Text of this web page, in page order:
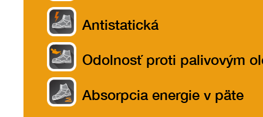
Antistatická
Odolnosť proti palivovým
Absorpcia energie v päte